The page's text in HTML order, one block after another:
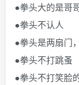
●拳头大的是哥
●拳头不认人
●拳头是两扇门
●拳头不打跳蚤
●拳头不打笑脸